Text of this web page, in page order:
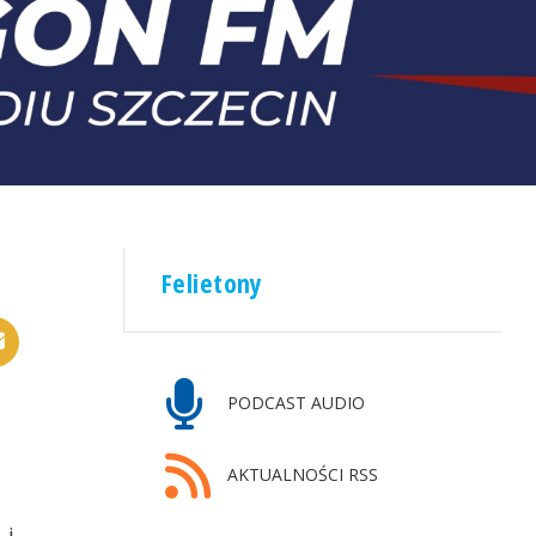
Felietony
PODCAST AUDIO
AKTUALNOŚCI RSS